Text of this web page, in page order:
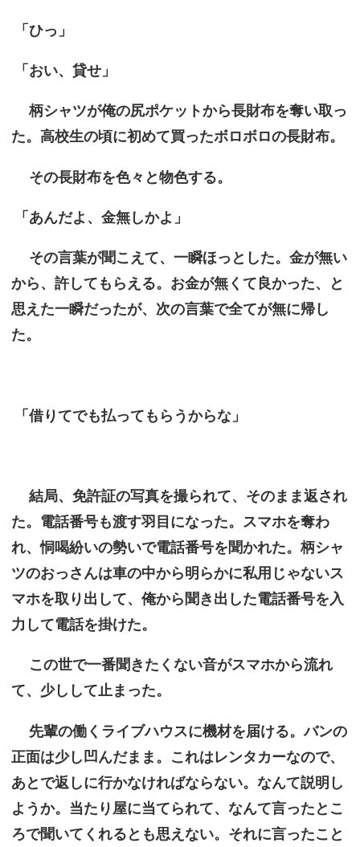
「ひっ」
「おい、貸せ」
柄シャツが俺の尻ポケットから長財布を奪い取っ
た。高校生の頃に初めて買ったボロボロの長財布。
その長財布を色々と物色する。
「あんだよ、金無しかよ」
その言葉が聞こえて、一瞬ほっとした。金が無い
から、許してもらえる。お金が無くて良かった、と
思えた一瞬だったが、次の言葉で全てが無に帰し
た。
「借りてでも払ってもらうからな」
結局、免許証の写真を撮られて、そのまま返され
た。電話番号も渡す羽目になった。スマホを奪わ
れ、恫喝紛いの勢いで電話番号を聞かれた。柄シャ
ツのおっさんは車の中から明らかに私用じゃないス
マホを取り出して、俺から聞き出した電話番号を入
力して電話を掛けた。
この世で一番聞きたくない音がスマホから流れ
て、少しして止まった。
先輩の働くライブハウスに機材を届ける。バンの
正面は少し凹んだまま。これはレンタカーなので、
あとで返しに行かなければならない。なんて説明し
ようか。当たり屋に当てられて、なんて言ったとこ
ろで聞いてくれるとも思えない。それに言ったこと